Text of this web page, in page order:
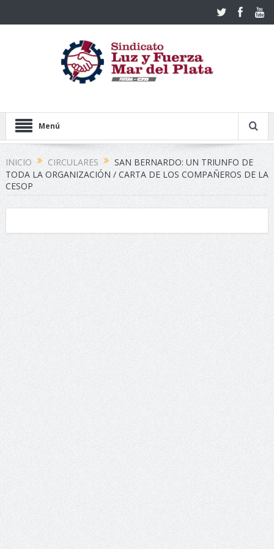
Menú
INICIO CIRCULARES
SAN BERNARDO: UN TRIUNFO DE
TODA LA ORGANIZACIÓN / CARTA DE LOS COMPAÑEROS DE LA
CESOP